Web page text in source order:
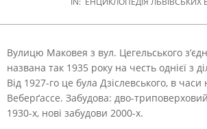
Вулицю Маковея з вул. Цегельського
названа так 1935 року на честь однієї з
Від 1927-го це була Дзіслевського, в часи
Веберґассе. Забудова: дво-
1930-х, нові забудови 2000-х.